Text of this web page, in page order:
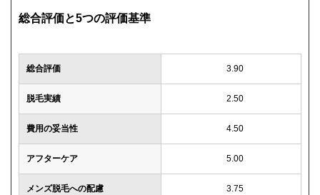
総合評価と5つの評価基準
総合評価 3.90
脱毛実績 2.50
費用の妥当性 4.50
アフターケア 5.00
メンズ脱毛への配慮 3.75